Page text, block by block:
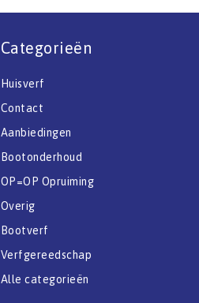
Categorieën
Huisverf
Contact
Aanbiedingen
Bootonderhoud
OP=OP Opruiming
Overig
Bootverf
Verfgereedschap
Alle categorieën